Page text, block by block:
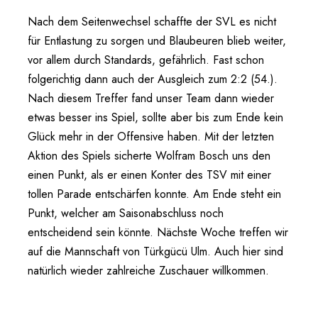
Nach dem Seitenwechsel schaffte der SVL es nicht
für Entlastung zu sorgen und Blaubeuren blieb weiter,
vor allem durch Standards, gefährlich. Fast schon
folgerichtig dann auch der Ausgleich zum 2:2 (54.).
Nach diesem Treffer fand unser Team dann wieder
etwas besser ins Spiel, sollte aber bis zum Ende kein
Glück mehr in der Offensive haben. Mit der letzten
Aktion des Spiels sicherte Wolfram Bosch uns den
einen Punkt, als er einen Konter des TSV mit einer
tollen Parade entschärfen konnte. Am Ende steht ein
Punkt, welcher am Saisonabschluss noch
entscheidend sein könnte. Nächste Woche treffen wir
auf die Mannschaft von Türkgücü Ulm. Auch hier sind
natürlich wieder zahlreiche Zuschauer willkommen.